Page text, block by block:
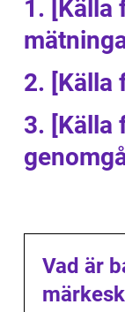
1. [Källa
2. [Källa
3. [Källa
Vad är